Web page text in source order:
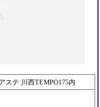
ステ 川西TEMPO175内